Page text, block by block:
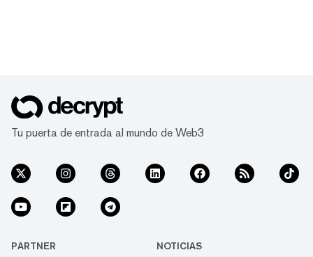
Tu puerta de entrada al mundo de Web3
PARTNER NOTICIAS